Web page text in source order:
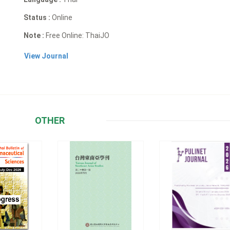
Status : Online
Note : Free Online: ThaiJO
View Journal
OTHER